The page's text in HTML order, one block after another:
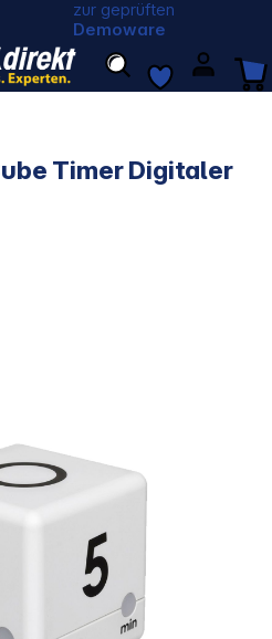
zur geprüften
Demoware
Timer Digitaler